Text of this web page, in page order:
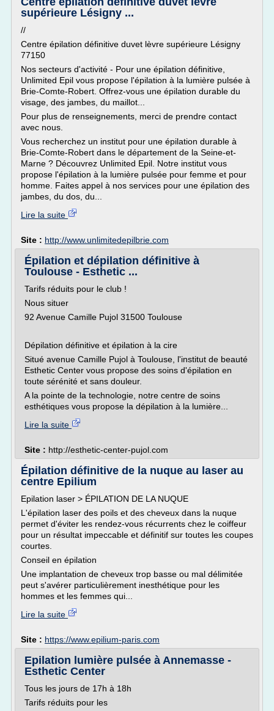
supérieure Lésigny ...
//
Centre épilation définitive duvet lèvre supérieure Lésigny
77150
Nos secteurs d'activité - Pour une épilation définitive,
Unlimited Epil vous propose l'épilation à la lumière pulsée à
Brie-Comte-Robert. Offrez-vous une épilation durable du
visage, des jambes, du maillot...
Pour plus de renseignements, merci de prendre contact
avec nous.
Vous recherchez un institut pour une épilation durable à
Brie-Comte-Robert dans le département de la Seine-et-
Marne ? Découvrez Unlimited Epil. Notre institut vous
propose l'épilation à la lumière pulsée pour femme et pour
homme. Faites appel à nos services pour une épilation des
jambes, du dos, du...
Lire la suite
Site : http://www.unlimitedepilbrie.com
Épilation et dépilation définitive à
Toulouse - Esthetic ...
Tarifs réduits pour le club !
Nous situer
92 Avenue Camille Pujol 31500 Toulouse
Dépilation définitive et épilation à la cire
Situé avenue Camille Pujol à Toulouse, l'institut de beauté
Esthetic Center vous propose des soins d'épilation en
toute sérénité et sans douleur.
A la pointe de la technologie, notre centre de soins
esthétiques vous propose la dépilation à la lumière...
Lire la suite
Site : http://esthetic-center-pujol.com
Épilation définitive de la nuque au laser au
centre Epilium
Epilation laser > ÉPILATION DE LA NUQUE
L'épilation laser des poils et des cheveux dans la nuque
permet d'éviter les rendez-vous récurrents chez le coiffeur
pour un résultat impeccable et définitif sur toutes les coupes
courtes.
Conseil en épilation
Une implantation de cheveux trop basse ou mal délimitée
peut s'avérer particulièrement inesthétique pour les
hommes et les femmes qui...
Lire la suite
Site : https://www.epilium-paris.com
Epilation lumière pulsée à Annemasse -
Esthetic Center
Tous les jours de 17h à 18h
Tarifs réduits pour les